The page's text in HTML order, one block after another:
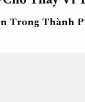
Trong Thành